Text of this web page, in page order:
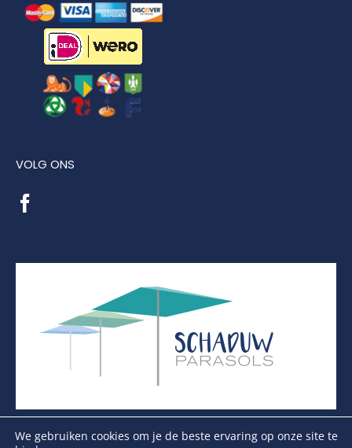
VOLG ONS
We gebruiken cookies om je de beste ervaring op onze site te